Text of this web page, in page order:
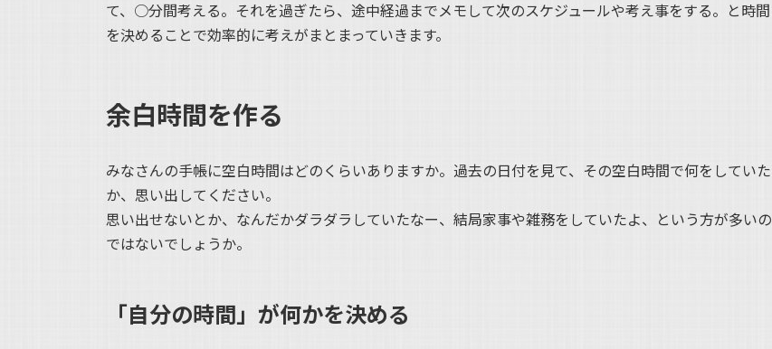
て、○分間考える。それを過ぎたら、途中経過までメモして次のスケジュールや考え事をする。と時間
を決めることで効率的に考えがまとまっていきます。
余白時間を作る
みなさんの手帳に空白時間はどのくらいありますか。過去の日付を見て、その空白時間で何をしていた
か、思い出してください。
思い出せないとか、なんだかダラダラしていたなー、結局家事や雑務をしていたよ、という方が多いの
ではないでしょうか。
「自分の時間」が何かを決める